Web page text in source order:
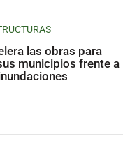
las obras para
municipios frente a